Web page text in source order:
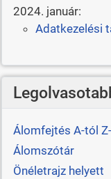
2024. január:
Adatkezelési
Álomfejtés A-tól
Álomszótár
Önéletrajz helyett